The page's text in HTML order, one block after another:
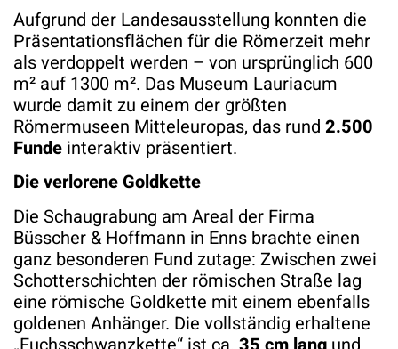
Aufgrund der Landesausstellung konnten die
Präsentationsflächen für die Römerzeit mehr
als verdoppelt werden – von ursprünglich 600
m² auf 1300 m². Das Museum Lauriacum
wurde damit zu einem der größten
Römermuseen Mitteleuropas, das rund 2.500
Funde interaktiv präsentiert.
Die verlorene Goldkette
Die Schaugrabung am Areal der Firma
Büsscher & Hoffmann in Enns brachte einen
ganz besonderen Fund zutage: Zwischen zwei
Schotterschichten der römischen Straße lag
eine römische Goldkette mit einem ebenfalls
goldenen Anhänger. Die vollständig erhaltene